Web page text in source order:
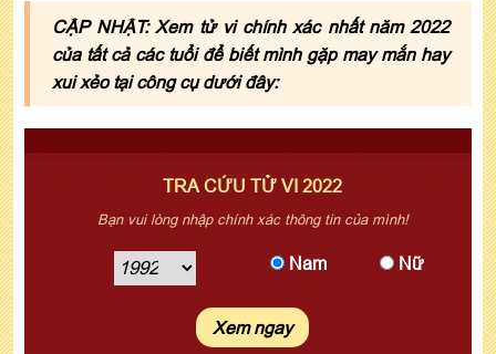
CẬP NHẬT: Xem tử vi chính xác nhất năm 2022
của tất cả các tuổi để biết mình gặp may mắn hay
xui xẻo tại công cụ dưới đây:
TRA CỨU TỬ VI 2022
Bạn vui lòng nhập chính xác thông tin của mình!
Nam Nữ